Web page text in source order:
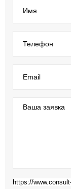
Имя
Телефон
Email
Ваша заявка